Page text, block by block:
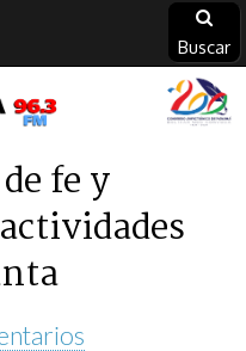
Buscar
fe y